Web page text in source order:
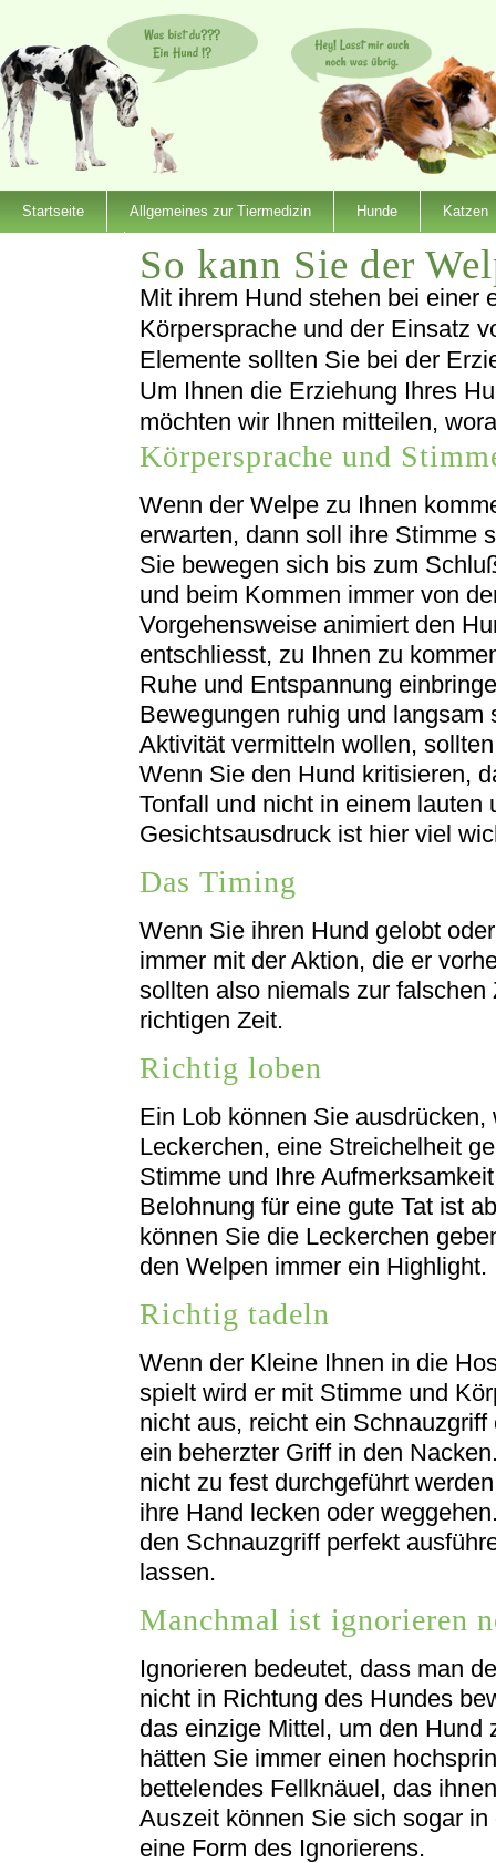
Startseite Allgemeines zur Tiermedizin Hunde Katzen
So kann Sie der
Mit ihrem Hund stehen bei einer
Körpersprache und der Einsatz
Elemente sollten Sie bei der
Um Ihnen die Erziehung Ihres
möchten wir Ihnen mitteilen,
Körpersprache und
Wenn der Welpe zu Ihnen
erwarten, dann soll ihre Stimme
Sie bewegen sich bis zum
und beim Kommen immer von
Vorgehensweise animiert den
entschliesst, zu Ihnen zu
Ruhe und Entspannung
Bewegungen ruhig und
Aktivität vermitteln wollen,
Wenn Sie den Hund kritisieren,
Tonfall und nicht in einem lauten
Gesichtsausdruck ist hier viel
Das Timing
Wenn Sie ihren Hund gelobt
immer mit der Aktion, die er
sollten also niemals zur
richtigen Zeit.
Richtig loben
Ein Lob können Sie
Leckerchen, eine Streichelheit
Stimme und Ihre
Belohnung für eine gute Tat ist
können Sie die Leckerchen
den Welpen immer ein Highlight.
Richtig tadeln
Wenn der Kleine Ihnen in die
spielt wird er mit Stimme und
nicht aus, reicht ein
ein beherzter Griff in den
nicht zu fest durchgeführt
ihre Hand lecken oder
den Schnauzgriff perfekt
lassen.
Manchmal ist ignorieren
Ignorieren bedeutet, dass man
nicht in Richtung des Hundes
das einzige Mittel, um den Hund
hätten Sie immer einen
bettelendes Fellknäuel, das
Auszeit können Sie sich sogar
eine Form des Ignorierens.